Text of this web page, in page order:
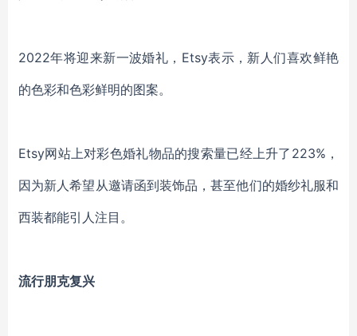
2022年将迎来新一波婚礼，Etsy表示，新人们喜欢鲜艳
的色彩和色彩鲜明的图案。
Etsy网站上对彩色婚礼物品的搜索量已经上升了 223%，
因为新人希望从邀请函到装饰品，甚至他们的婚纱礼服和
西装都能引人注目。
流行朋克复兴